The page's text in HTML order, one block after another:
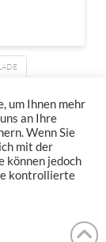
& Ausgehen Uvm.
um Ihnen mehr
an Ihre
Wenn Sie
mit der
können jedoch
kontrollierte